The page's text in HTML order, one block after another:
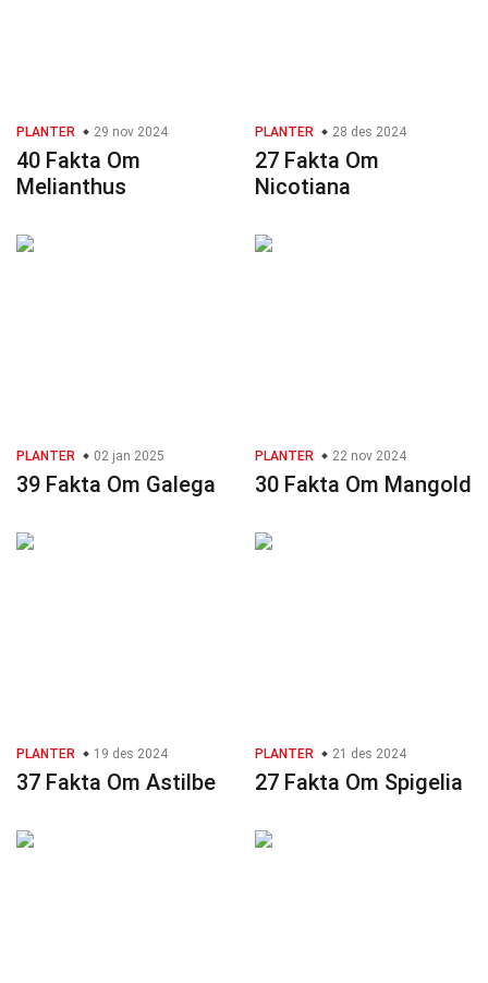
PLANTER 29 nov 2024
40 Fakta Om
Melianthus
PLANTER 28 des 2024
27 Fakta Om
Nicotiana
PLANTER 02 jan 2025
39 Fakta Om Galega
PLANTER 22 nov 2024
30 Fakta Om Mangold
PLANTER 19 des 2024
37 Fakta Om Astilbe
PLANTER 21 des 2024
27 Fakta Om Spigelia